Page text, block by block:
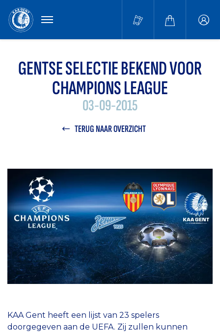
MENU
GENTSE SELECTIE BEKEND VOOR
CHAMPIONS LEAGUE
03-09-2015
TERUG NAAR OVERZICHT
KAA Gent heeft een lijst van 23 spelers
doorgegeven aan de UEFA. Zij zullen kunnen